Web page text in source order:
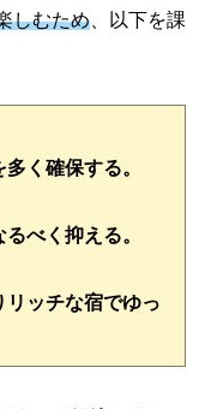
しむため 、以下を課
く確保する。
ッチな宿でゆっ